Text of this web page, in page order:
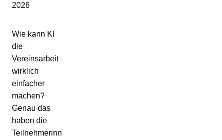
2026
Wie kann KI
die
Vereinsarbeit
wirklich
einfacher
machen?
Genau das
haben die
Teilnehmerinn